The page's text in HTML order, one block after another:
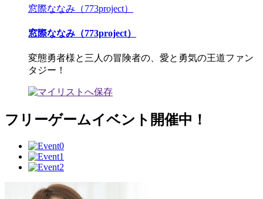
窓際ななみ（773project）
窓際ななみ（773project）
変態勇者様と三人の冒険者の、愛と勇気の王道ファン
タジー！
フリーゲームイベント開催中！